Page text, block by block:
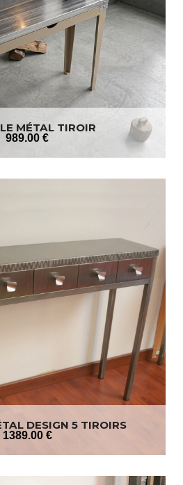
MÉTAL TIROIR
989.00 €
DESIGN 5 TIROIRS
1389.00 €